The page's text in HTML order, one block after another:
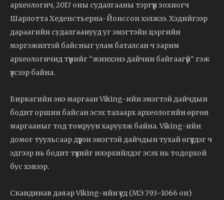
археологич, 2017 оны судалгааны тэргүүн зохиогч
Шарлотта Хеденстьерна-Йонссон хэлжээ. Хэдийгээр
дараагийн судалгаанууд уг эмэгтэйн цэргийн
мэргэжилтэй байсныг улам баталсан ч зарим
археологичид түүнийг “жинхэнэ дайчин байгаагүй” гэж
үзсээр байна.
Биркагийн энэ маргаан Viking-ийн эмэгтэй дайчдын
бодит оршин байсан эсэх талаарх археологийн өргөн
маргааныг тод томруун харуулж байна. Viking-ийн
домог туульсаар дүүрэн эмэгтэй дайчдын тухай өгүүлдэг ч
эдгээр нь бодит түүхийг илэрхийлдэг эсэх нь тодорхой
бус хэвээр.
Скандинав даяар Viking-ийн үед (МЭ 793–1066 он)